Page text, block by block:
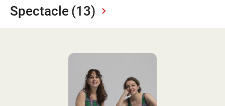
Les Étincelles
d'information
Livrets pédagogiques
Ressources adhérents
Réalisations
Spectacle (13)